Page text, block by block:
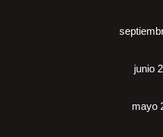
junio
mayo